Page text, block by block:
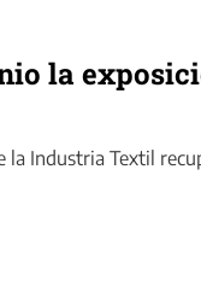
la
Industria Textil